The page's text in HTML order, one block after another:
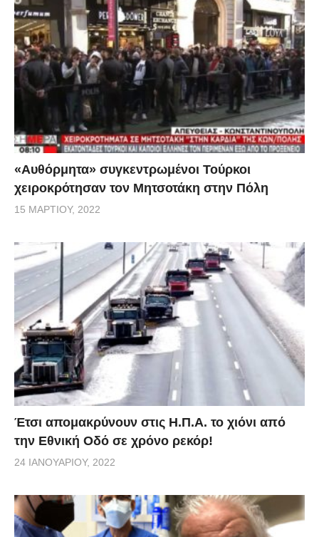
«Αυθόρμητα» συγκεντρωμένοι Τούρκοι
χειροκρότησαν τον Μητσοτάκη στην Πόλη
15 ΜΑΡΤΊΟΥ, 2022
Έτσι απομακρύνουν στις Η.Π.Α. το χιόνι από
την Εθνική Οδό σε χρόνο ρεκόρ!
24 ΙΑΝΟΥΑΡΊΟΥ, 2022